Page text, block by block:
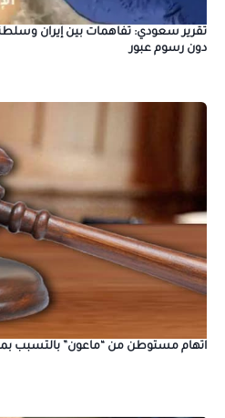
تقرير سعودي: تفاهمات بين إيران
دون رسوم عبور
اتهام مستوطن من “ماعون” بالتسبب